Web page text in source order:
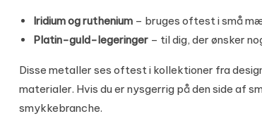
Iridium og ruthenium – bruges oftest i små
Platin-guld-legeringer – til dig, der ønsker
Disse metaller ses oftest i kollektioner fra
materialer. Hvis du er nysgerrig på den side af
smykkebranche.